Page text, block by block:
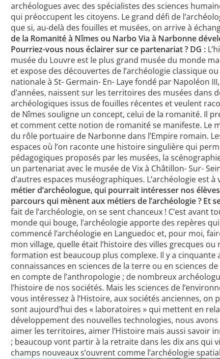
archéologues avec des spécialistes des sciences
qui préoccupent les citoyens. Le grand défi de
que si, au-delà des fouilles et musées, on arrive à
de la Romanité à Nîmes ou Narbo Via à Narbonne
Pourriez-vous nous éclairer sur ce partenariat ? DG :
musée du Louvre est le plus grand musée du monde
et expose des découvertes de l’archéologie classique
nationale à St- Germain- En- Laye fondé par Napoléon
d’années, naissent sur les territoires des musées
archéologiques issus de fouilles récentes et veulent
de Nîmes souligne un concept, celui de la romanité. Il
et comment cette notion de romanité se manifeste. Le
du rôle portuaire de Narbonne dans l’Empire romain.
espaces où l’on raconte une histoire singulière qui
pédagogiques proposés par les musées, la
un partenariat avec le musée de Vix à Châtillon- Sur-
d’autres espaces muséographiques. L’archéologie est
métier d’archéologue, qui pourrait intéresser nos
parcours qui mènent aux métiers de l’archéologie ?
fait de l’archéologie, on se sent chanceux ! C’est
monde qui bouge, l’archéologie apporte des repères
commencé l’archéologie en Languedoc et, pour moi,
mon village, quelle était l’histoire des villes grecques
formation est beaucoup plus complexe. Il y a
connaissances en sciences de la terre ou en sciences
en compte de l’anthropologie ; de nombreux
l’histoire de nos sociétés. Mais les sciences de
vous intéressez à l’Histoire, aux sociétés anciennes,
sont aujourd’hui des « laboratoires » qui mettent en
développement des nouvelles technologies, nous
aimer les territoires, aimer l’Histoire mais aussi savoir
; beaucoup vont partir à la retraite dans les dix ans qui
champs nouveaux s’ouvrent comme l’archéologie